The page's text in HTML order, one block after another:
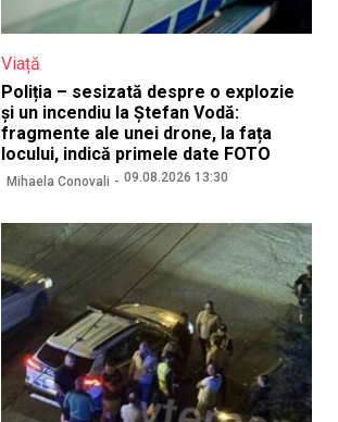
Viață
Poliția – sesizată despre o explozie
și un incendiu la Ștefan Vodă:
fragmente ale unei drone, la fața
locului, indică primele date FOTO
Mihaela Conovali 09.08.2026 13:30